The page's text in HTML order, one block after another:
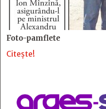
Foto-pamflete
Citește!